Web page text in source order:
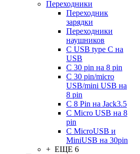
Переходники
Переходник
зарядки
Переходники
наушников
С USB type C на
USB
С 30 pin на 8 pin
С 30 pin/micro
USB/mini USB на
8 pin
С 8 Pin на Jack3.5
С Micro USB на 8
pin
С MicroUSB и
MiniUSB на 30pin
+ ЕЩЕ 6